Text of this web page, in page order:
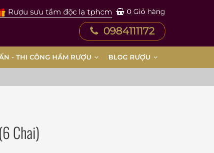
Rượu sưu tầm độc lạ tphcm 0 Giỏ hàng
0984111172
- THI CÔNG HẦM RƯỢU BLOG RƯỢU
Chai)